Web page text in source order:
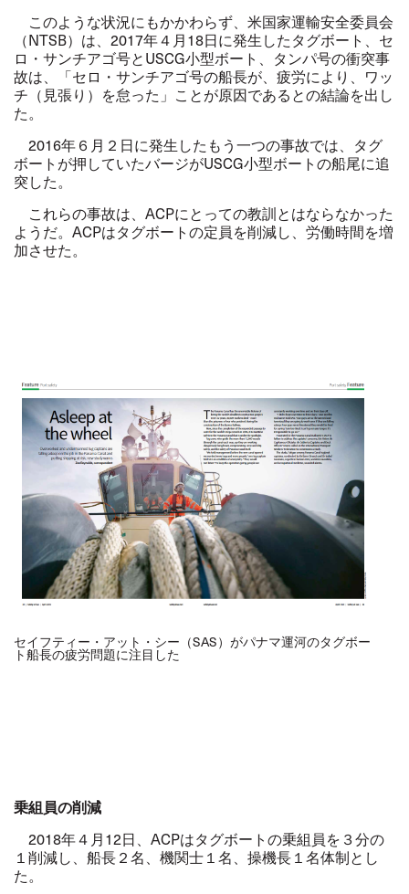
このような状況にもかかわらず、米国家運輸安全委員会
（NTSB）は、2017年４月18日に発生したタグボート、セ
ロ・サンチアゴ号とUSCG小型ボート、タンパ号の衝突事
故は、「セロ・サンチアゴ号の船長が、疲労により、ワッ
チ（見張り）を怠った」ことが原因であるとの結論を出し
た。
2016年６月２日に発生したもう一つの事故では、タグ
ボートが押していたバージがUSCG小型ボートの船尾に追
突した。
これらの事故は、ACPにとっての教訓とはならなかった
ようだ。ACPはタグボートの定員を削減し、労働時間を増
加させた。
セイフティー・アット・シー（SAS）がパナマ運河のタグボー
ト船長の疲労問題に注目した
乗組員の削減
2018年４月12日、ACPはタグボートの乗組員を３分の
１削減し、船長２名、機関士１名、操機長１名体制とし
た。